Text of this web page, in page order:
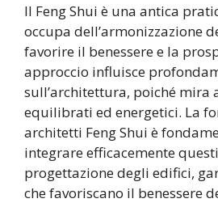
Il Feng Shui è una antica
occupa dell’armonizzazione
favorire il benessere e la
approccio influisce
sull’architettura, poiché mira
equilibrati ed energetici. La
architetti Feng Shui è
integrare efficacemente
progettazione degli edifici,
che favoriscano il benessere